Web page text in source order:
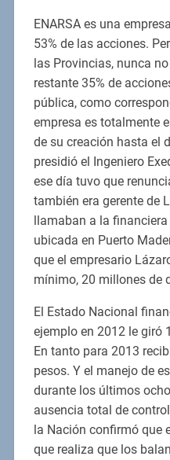
ENARSA es una
53% de las acciones.
las Provincias, nunca
restante 35% de
pública, como
empresa es totalmente
de su creación hasta el
presidió el Ingeniero
ese día tuvo que
también era gerente de
llamaban a la financiera
ubicada en Puerto
que el empresario
mínimo, 20 millones de
El Estado Nacional
ejemplo en 2012 le giró
En tanto para 2013
pesos. Y el manejo de
durante los últimos
ausencia total de
la Nación confirmó que
que realiza que los